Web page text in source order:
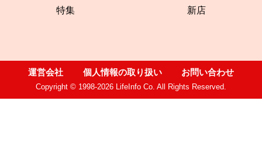
特集 新店
運営会社 個人情報の取り扱い お問い合わせ
Copyright © 1998-2026 LifeInfo Co. All Rights Reserved.